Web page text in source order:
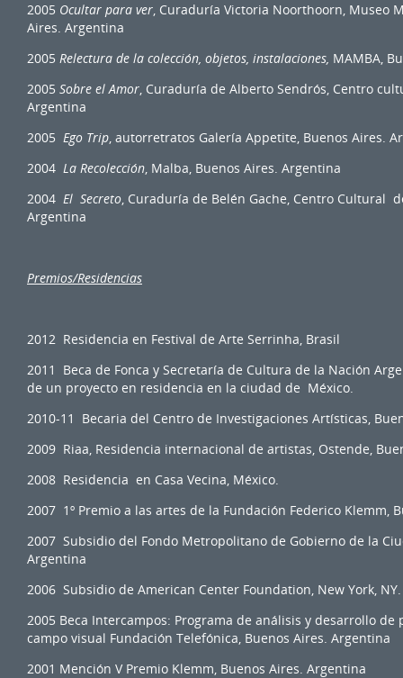
2005 Ocultar para ver, Curaduría Victoria Noorthoorn, Museo
Aires. Argentina
2005 Relectura de la colección, objetos, instalaciones, MAMBA,
2005 Sobre el Amor, Curaduría de Alberto Sendrós, Centro
Argentina
2005 Ego Trip, autorretratos Galería Appetite, Buenos Aires.
2004 La Recolección, Malba, Buenos Aires. Argentina
2004 El Secreto, Curaduría de Belén Gache, Centro Cultural
Argentina
Premios/Residencias
2012 Residencia en Festival de Arte Serrinha, Brasil
2011 Beca de Fonca y Secretaría de Cultura de la Nación
de un proyecto en residencia en la ciudad de México.
2010-11 Becaria del Centro de Investigaciones Artísticas,
2009 Riaa, Residencia internacional de artistas, Ostende,
2008 Residencia en Casa Vecina, México.
2007 1º Premio a las artes de la Fundación Federico Klemm,
2007 Subsidio del Fondo Metropolitano de Gobierno de la
Argentina
2006 Subsidio de American Center Foundation, New York, NY.
2005 Beca Intercampos: Programa de análisis y desarrollo de
campo visual Fundación Telefónica, Buenos Aires. Argentina
2001 Mención V Premio Klemm,